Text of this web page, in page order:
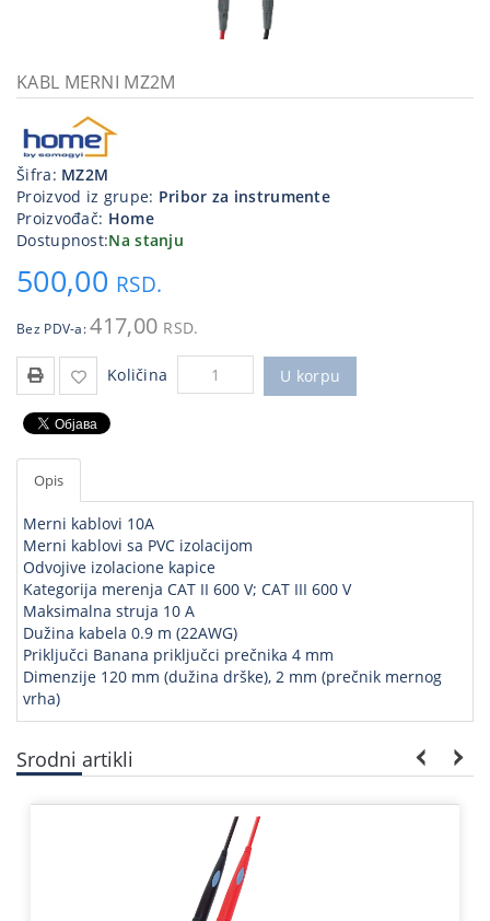
priključci
tehnika
Poslovna
oprema,računari
program
KABL MERNI MZ2M
Šifra: MZ2M
Proizvod iz grupe: Pribor za instrumente
Proizvođač: Home
Dostupnost:Na stanju
500,00 RSD.
Bez PDV-a: 417,00 RSD.
Količina U korpu
Opis
Merni kablovi 10A
Merni kablovi sa PVC izolacijom
Odvojive izolacione kapice
Kategorija merenja CAT II 600 V; CAT III 600 V
Maksimalna struja 10 A
Dužina kabela 0.9 m (22AWG)
Priključci Banana priključci prečnika 4 mm
Dimenzije 120 mm (dužina drške), 2 mm (prečnik mernog
vrha)
Srodni artikli